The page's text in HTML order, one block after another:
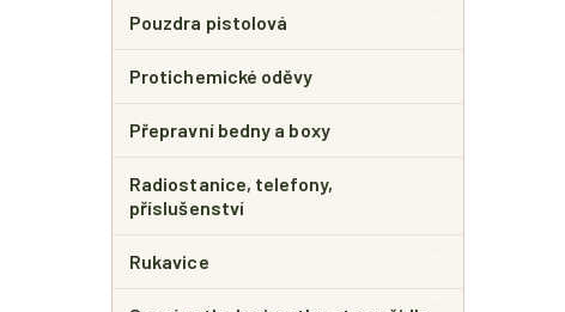
Pouzdra pistolová
Protichemické oděvy
Přepravní bedny a boxy
Radiostanice, telefony,
příslušenství
Rukavice